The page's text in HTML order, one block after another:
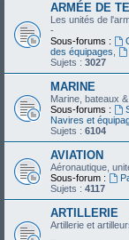
ARMÉE DE
Les unités de
-
Sous-forums :
des équipages
Sujets : 3027
MARINE
Marine, bateaux
Sous-forums :
Navires et
Sujets : 6104
AVIATION
Aéronautique,
Sous-forum :
Sujets : 4117
ARTILLERIE
Artillerie et